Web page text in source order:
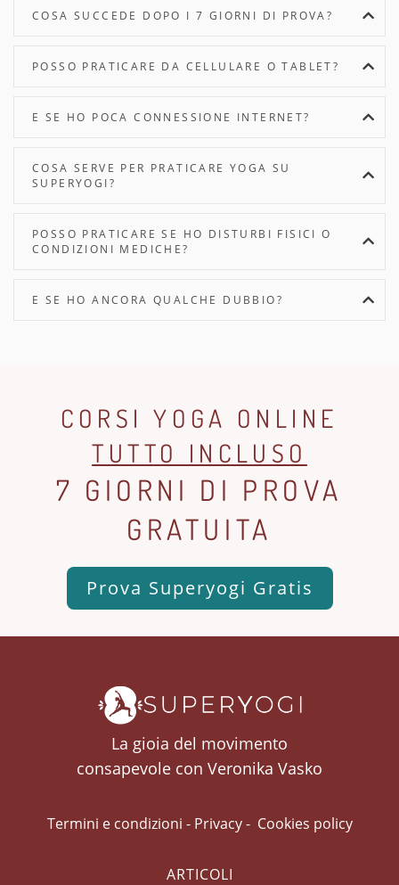
COSA SUCCEDE DOPO I 7 GIORNI DI PROVA?
POSSO PRATICARE DA CELLULARE O TABLET?
E SE HO POCA CONNESSIONE INTERNET?
COSA SERVE PER PRATICARE YOGA SU
SUPERYOGI?
POSSO PRATICARE SE HO DISTURBI FISICI O
CONDIZIONI MEDICHE?
E SE HO ANCORA QUALCHE DUBBIO?
CORSI YOGA ONLINE
TUTTO INCLUSO
7 GIORNI DI PROVA
GRATUITA
Prova Superyogi Gratis
La gioia del movimento
consapevole con Veronika Vasko
Termini e condizioni - Privacy- Cookies policy
ARTICOLI